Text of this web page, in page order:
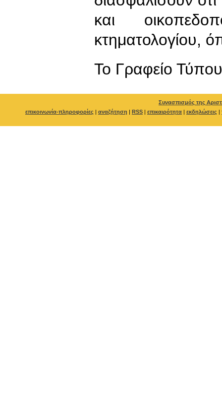
και
κτηματολογίου,
To Γραφείο Τύπου
Συνασπισμός της
επικοινωνία-πληροφορίες | αναζήτηση | RSS | επικαιρότητα | εκδηλώσεις |